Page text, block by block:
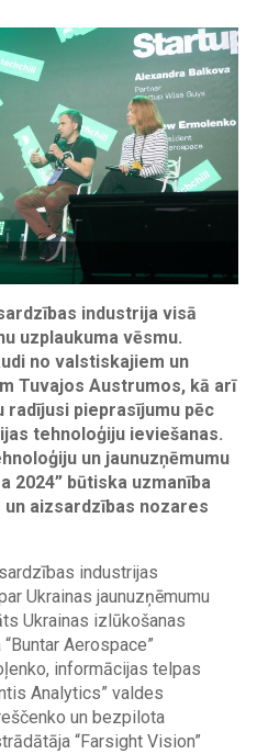
industrija visā
uzplaukuma vēsmu.
no valstiskajiem un
Tuvajos Austrumos, kā arī
radījusi pieprasījumu pēc
tehnoloģiju ieviešanas.
un jaunuzņēmumu
2024” būtiska uzmanība
aizsardzības nozares
industrijas
Ukrainas jaunuzņēmumu
Ukrainas izlūkošanas
Aerospace”
informācijas telpas
Analytics” valdes
un bezpilota
“Farsight Vision”